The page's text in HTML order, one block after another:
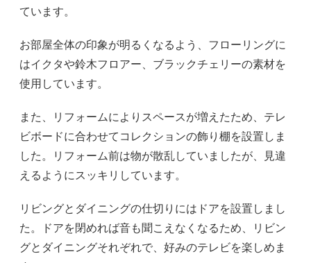
ています。
お部屋全体の印象が明るくなるよう、フローリングに
はイクタや鈴木フロアー、ブラックチェリーの素材を
使用しています。
また、リフォームによりスペースが増えたため、テレ
ビボードに合わせてコレクションの飾り棚を設置しま
した。リフォーム前は物が散乱していましたが、見違
えるようにスッキリしています。
リビングとダイニングの仕切りにはドアを設置しまし
た。ドアを閉めれば音も聞こえなくなるため、リビン
グとダイニングそれぞれで、好みのテレビを楽しめま